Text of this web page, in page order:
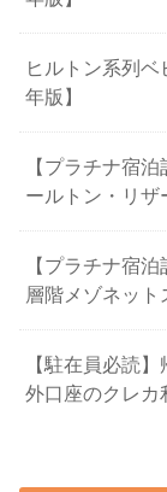
ヒルトン系列
年版】
【プラチナ宿
ールトン・リザ
【プラチナ宿
層階メゾネット
【駐在員必読
外口座のクレカ